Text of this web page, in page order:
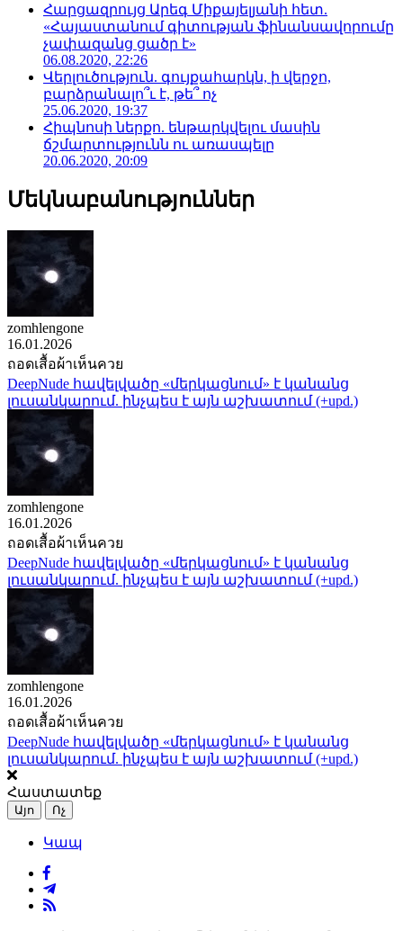
Հարցազրույց Արեգ Միքայելյանի հետ.
«Հայաստանում գիտության ֆինանսավորումը
չափազանց ցածր է»
06.08.2020, 22:26
Վերլուծություն. գույքահարկն, ի վերջո,
բարձրանալո՞ւ է, թե՞ ոչ
25.06.2020, 19:37
Հիպնոսի ներքո. ենթարկվելու մասին
ճշմարտությունն ու առասպելը
20.06.2020, 20:09
Մեկնաբանություններ
zomhlengone
16.01.2026
ถอดเสื้อผ้าเห็นควย
DeepNude հավելվածը «մերկացնում» է կանանց
լուսանկարում. ինչպես է այն աշխատում (+upd.)
zomhlengone
16.01.2026
ถอดเสื้อผ้าเห็นควย
DeepNude հավելվածը «մերկացնում» է կանանց
լուսանկարում. ինչպես է այն աշխատում (+upd.)
zomhlengone
16.01.2026
ถอดเสื้อผ้าเห็นควย
DeepNude հավելվածը «մերկացնում» է կանանց
լուսանկարում. ինչպես է այն աշխատում (+upd.)
Հաստատեք
Այո Ոչ
Կապ